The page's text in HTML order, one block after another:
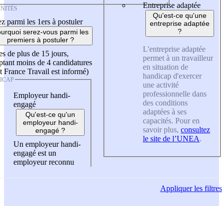
parmi les 1ers à postuler
serez-vous parmi les
premiers à postuler ?
de plus de 15 jours,
moins de 4 candidatures
France Travail est informé)
Employeur handi-
engagé
Qu'est-ce qu'un
employeur handi-
engagé ?
Un employeur handi-
engagé est un
employeur reconnu
Entreprise adaptée
Qu'est-ce qu'une
entreprise adaptée
?
L'entreprise adaptée
permet à un travailleur
en situation de
handicap d'exercer
une activité
professionnelle dans
des conditions
adaptées à ses
capacités. Pour en
savoir plus, consultez
le site de l’UNEA.
Appliquerles filtres